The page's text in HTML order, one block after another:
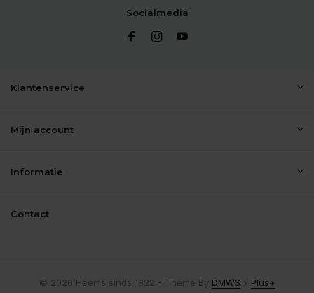
Socialmedia
Klantenservice
Mijn account
Informatie
Contact
© 2026 Heems sinds 1822 - Theme By DMWS x Plus+